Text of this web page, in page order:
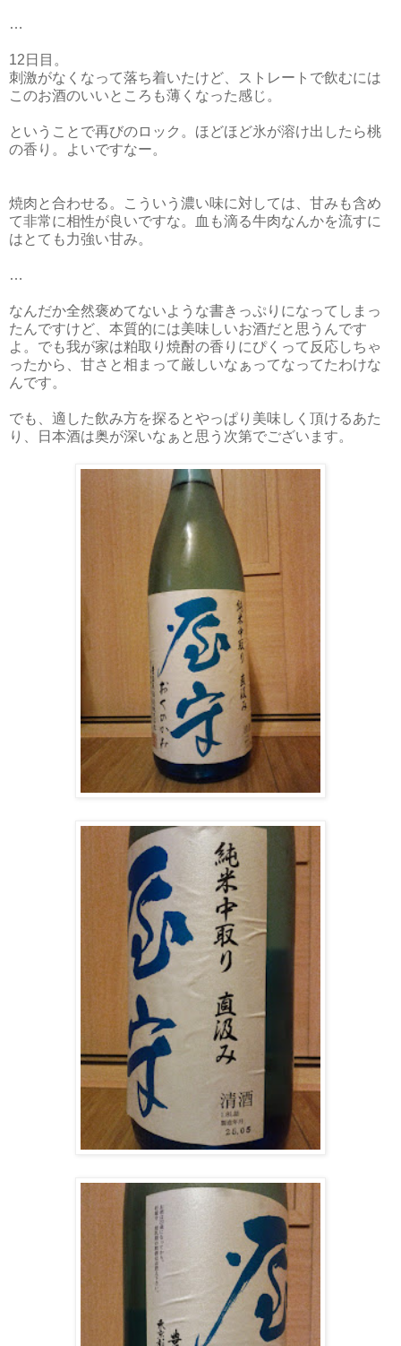
…
12日目。
刺激がなくなって落ち着いたけど、ストレートで飲むには
このお酒のいいところも薄くなった感じ。
ということで再びのロック。ほどほど氷が溶け出したら桃
の香り。よいですなー。
焼肉と合わせる。こういう濃い味に対しては、甘みも含め
て非常に相性が良いですな。血も滴る牛肉なんかを流すに
はとても力強い甘み。
…
なんだか全然褒めてないような書きっぷりになってしまっ
たんですけど、本質的には美味しいお酒だと思うんです
よ。でも我が家は粕取り焼酎の香りにぴくって反応しちゃ
ったから、甘さと相まって厳しいなぁってなってたわけな
んです。
でも、適した飲み方を探るとやっぱり美味しく頂けるあた
り、日本酒は奥が深いなぁと思う次第でございます。